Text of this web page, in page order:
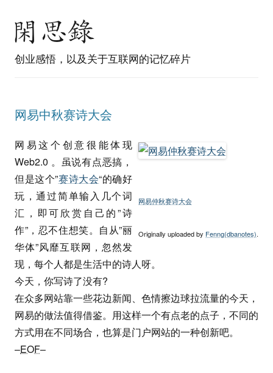
创业感悟，以及关于互联网的记忆碎片
网易中秋赛诗大会
网易仲秋赛诗大会
Originally uploaded by Fenng(dbanotes).
网易这个创意很能体现
Web2.0 。虽说有点恶搞，
但是这个”赛诗大会“的确好
玩，通过简单输入几个词
汇，即可欣赏自己的”诗
作”，忍不住想笑。自从”丽
华体”风靡互联网，忽然发
现，每个人都是生活中的诗人呀。
今天，你写诗了没有?
在众多网站靠一些花边新闻、色情擦边球拉流量的今天，
网易的做法值得借鉴。用这样一个有点老的点子，不同的
方式用在不同场合，也算是门户网站的一种创新吧。
–EOF–